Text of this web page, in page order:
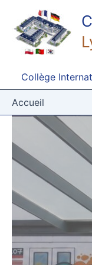
contenu
Collège
Accueil